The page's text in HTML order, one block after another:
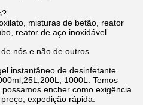
misturas de betão, reator
reator de aço inoxidável
nós e não de outros
instantâneo de desinfetante
1000L. Temos
encher como exigência
expedição rápida.